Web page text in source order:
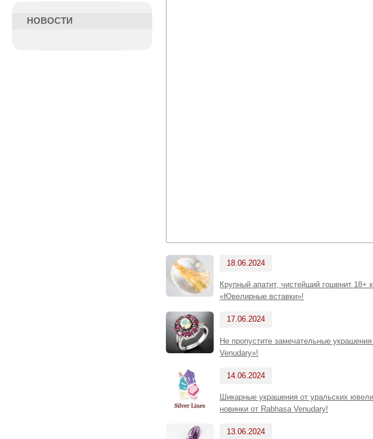
НОВОСТИ
18.06.2024
Крупный апатит, чистейший гошенит 18+
«Ювелирные вставки»!
17.06.2024
Не пропустите замечательные
Venudary»!
14.06.2024
Шикарные украшения от уральских
новинки от Rabhasa Venudary!
13.06.2024